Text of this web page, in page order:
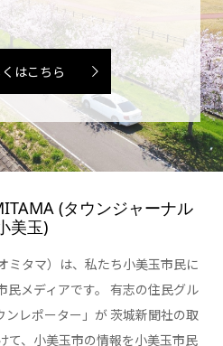
はこちら
(タウンジャーナル
美玉)
ミタマ）は、私たち小美玉市民に
民メディアです。 有志の住民グル
ンレポーター」が 茨城新聞社の取
て、小美玉市の情報を小美玉市民